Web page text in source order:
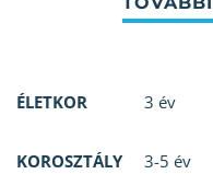
ÉLETKOR 3 év
KOROSZTÁLY 3-5 év